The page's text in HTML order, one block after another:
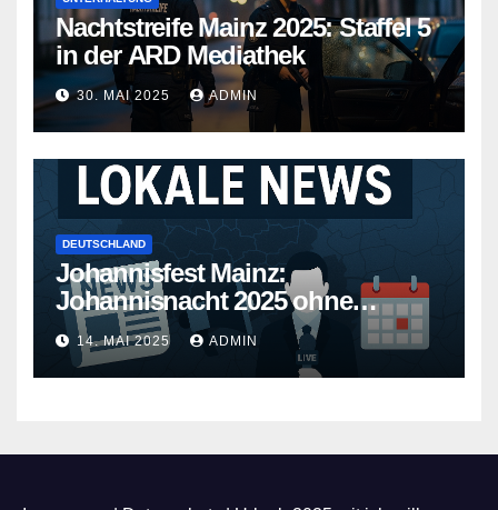
Nachtstreife Mainz 2025: Staffel 5
in der ARD Mediathek
30. MAI 2025 ADMIN
DEUTSCHLAND
Johannisfest Mainz:
Johannisnacht 2025 ohne
Feuerwerk
14. MAI 2025 ADMIN